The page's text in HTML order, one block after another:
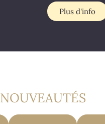
Plus d'info
NOUVEAUTÉS